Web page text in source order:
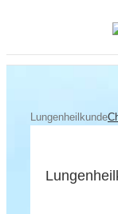
Lungenheilkunde